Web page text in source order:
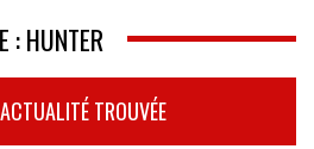
: HUNTER
TROUVÉE